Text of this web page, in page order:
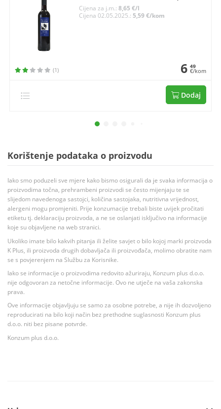
Cijena za j.m.:8,65 €/l
Cijena 02.05.2025.:5,59 €/kom
(1) 6 49
€/kom
Dodaj
Korištenje podataka o proizvodu
Iako smo poduzeli sve mjere kako bismo osigurali da je svaka informacija o
proizvodima točna, prehrambeni proizvodi se često mijenjaju te se
slijedom navedenoga sastojci, količina sastojaka, nutritivna vrijednost,
alergeni mogu promjeniti. Prije konzumacije trebali biste uvijek pročitati
etiketu tj. deklaraciju proizvoda, a ne se oslanjati isključivo na informacije
koje su objavljene na web stranici.
Ukoliko imate bilo kakvih pitanja ili želite savjet o bilo kojoj marki proizvoda
K Plus, ili proizvoda drugih dobavljača ili proizvođača, molimo obratite nam
se s povjerenjem na Službu za Korisnike.
Iako se informacije o proizvodima redovito ažuriraju, Konzum plus d.o.o.
nije odgovoran za netočne informacije. Ovo ne utječe na vaša zakonska
prava.
Ove informacije objavljuju se samo za osobne potrebe, a nije ih dozvoljeno
reproducirati na bilo koji način bez prethodne suglasnosti Konzum plus
d.o.o. niti bez pisane potvrde.
Konzum plus d.o.o.